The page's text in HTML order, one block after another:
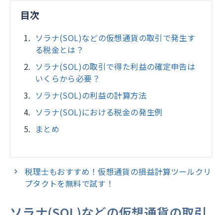
目次
ソラナ(SOL)などの仮想通貨の取引で発生す
る税金とは？
ソラナ(SOL)の取引で得た利益の確定申告は
いくらから必要？
ソラナ(SOL)の利益の計算方法
ソラナ(SOL)における税金の発生例
まとめ
税理士もおすすめ！仮想通貨の損益計算ツールクリ
プタクトを無料で試す！